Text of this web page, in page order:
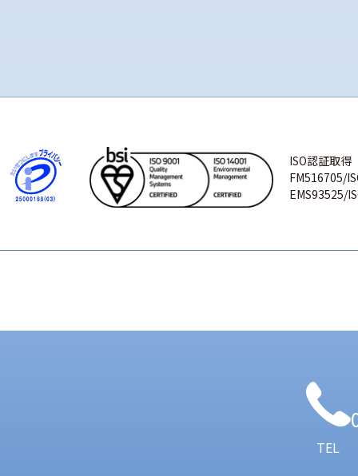
ISO認証取得
FM516705/
EMS93525/
TEL